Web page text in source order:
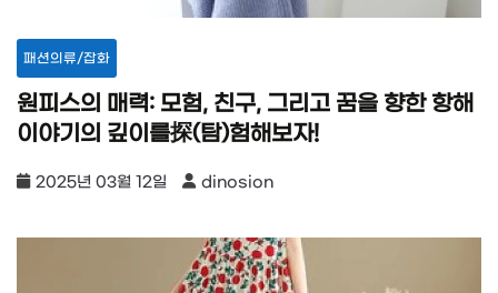
패션의류/잡화
원피스의 매력: 모험, 친구, 그리고 꿈을 향한 항해
이야기의 깊이를探(탐)험해보자!
2025년 03월 12일 dinosion